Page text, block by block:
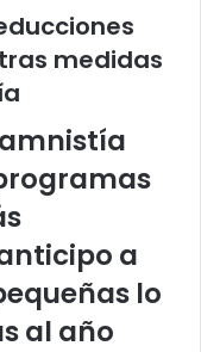
medidas
a
lo
al año